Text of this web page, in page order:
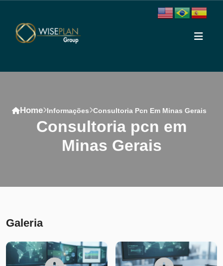
Home Informações Consultoria Pcn Em Minas Gerais
consultoria pcn em
Minas Gerais
Galeria